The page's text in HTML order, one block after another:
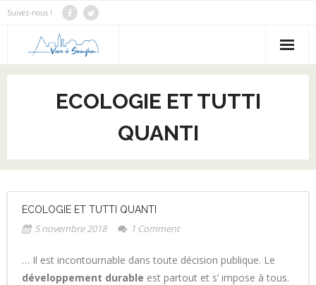
Suivez-nous !
Notre Bilan
Notre programme
Nous contacter
ECOLOGIE ET TUTTI
QUANTI
ECOLOGIE ET TUTTI QUANTI
5 novembre 2018 1 Comment
… Il est incontournable dans toute décision publique. Le
développement durable est partout et s’ impose à tous.